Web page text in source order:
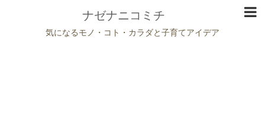
ナゼナニコミチ
気になるモノ・コト・カラダと子育てアイデア